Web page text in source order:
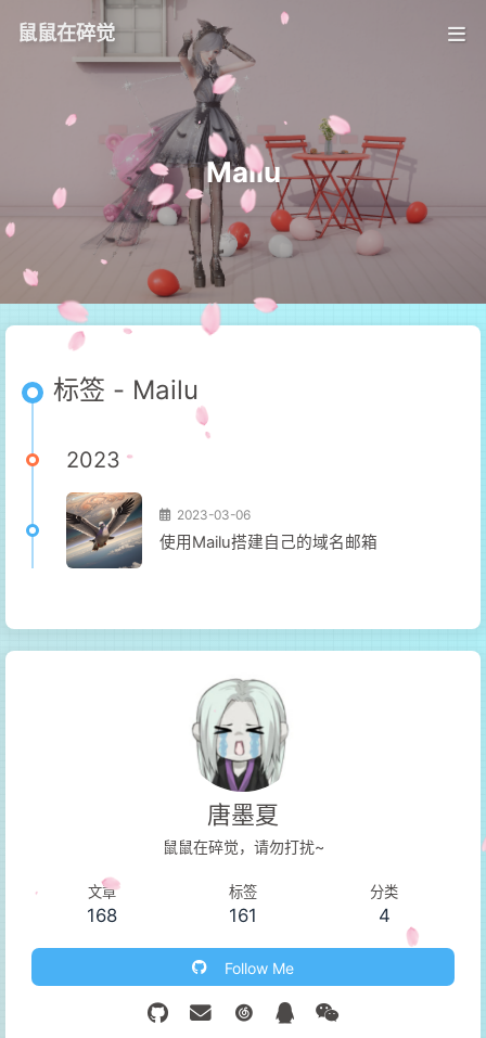
鼠鼠在碎觉
Mailu
标签 - Mailu
2023
2023-03-06
使用Mailu搭建自己的域名邮箱
唐墨夏
鼠鼠在碎觉，请勿打扰~
文章
168
标签
161
分类
4
Follow Me